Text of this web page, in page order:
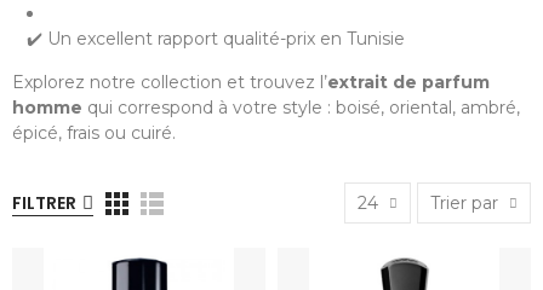
✔️ Un excellent rapport qualité-prix en Tunisie
Explorez notre collection et trouvez l’extrait de parfum
homme qui correspond à votre style : boisé, oriental, ambré,
épicé, frais ou cuiré.
FILTRER 24 Trier par